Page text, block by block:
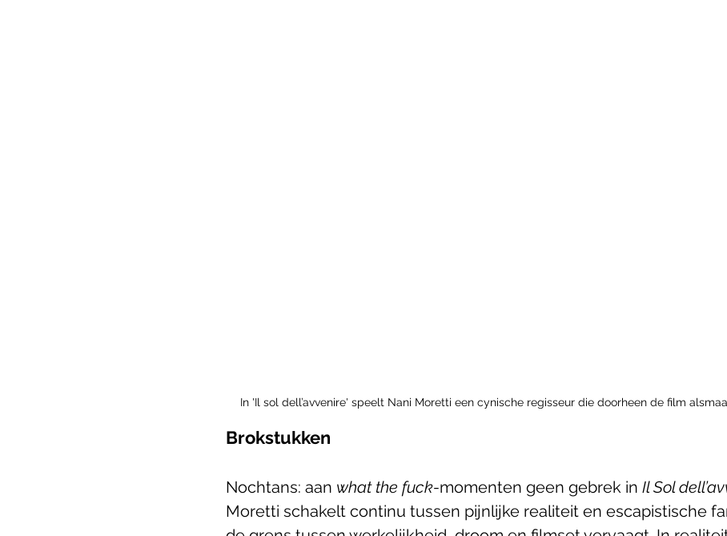
In 'Il sol dell’avvenire' speelt Nani Moretti een cynische regisseur die doorheen de film
Brokstukken
Nochtans: aan what the fuck-momenten geen gebrek in Il Sol
Moretti schakelt continu tussen pijnlijke realiteit en escapistische